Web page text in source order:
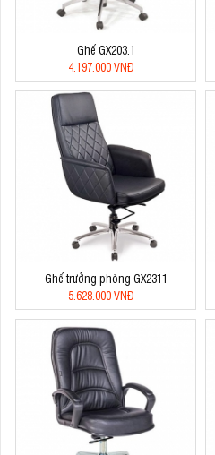
Ghế GX203.1
4.197.000 VNĐ
Ghế trưởng phòng GX2311
5.628.000 VNĐ